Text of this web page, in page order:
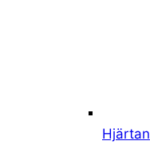
Hjärtan